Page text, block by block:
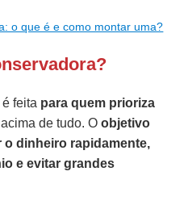
o que é e como montar uma?
feita para quem prioriza
acima de tudo. Oobjetivo
dinheiro rapidamente,
e evitar grandes